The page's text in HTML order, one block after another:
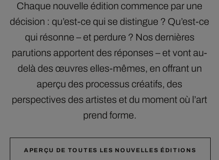
Chaque nouvelle édition commence par une
décision : qu’est-ce qui se distingue ? Qu’est-ce
qui résonne – et perdure ? Nos dernières
parutions apportent des réponses – et vont au-
delà des œuvres elles-mêmes, en offrant un
aperçu des processus créatifs, des
perspectives des artistes et du moment où l’art
prend forme.
APERÇU DE TOUTES LES NOUVELLES ÉDITIONS